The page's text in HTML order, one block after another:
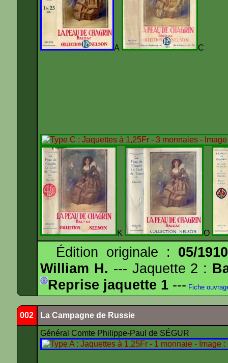
A C
K O
Édition originale : 05/1910
William H. --- Jaquette 2 :
Reprise jaquette 1 --- Fiche
002 La Campagne de Russie
Général Comte Philippe-Paul de SÉGUR